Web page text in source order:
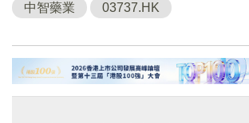
中智藥業 03737.HK